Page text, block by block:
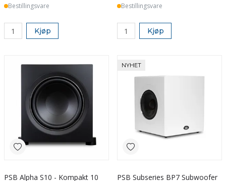
Bestillingsvare
Kjøp
Bestillingsvare
Kjøp
PSB Alpha S10 - Kompakt 10
NYHET
PSB Subseries BP7 Subwoofer